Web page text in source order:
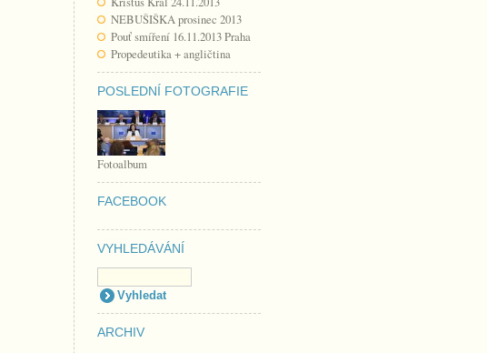
NEBUŠIŠKA prosinec 2013
Pouť smíření 16.11.2013 Praha
Propedeutika + angličtina
POSLEDNÍ FOTOGRAFIE
Fotoalbum
FACEBOOK
VYHLEDÁVÁNÍ
ARCHIV